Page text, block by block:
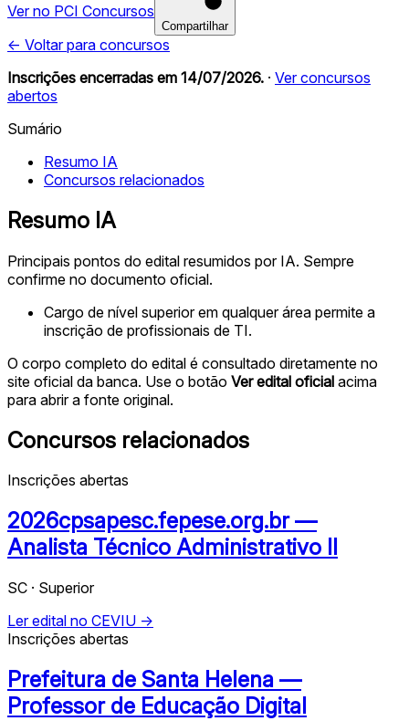
Ver no PCI Concursos
Compartilhar
← Voltar para concursos
Inscrições encerradas em 14/07/2026. · Ver concursos
abertos
Sumário
Resumo IA
Concursos relacionados
Resumo IA
Principais pontos do edital resumidos por IA. Sempre
confirme no documento oficial.
Cargo de nível superior em qualquer área permite a
inscrição de profissionais de TI.
O corpo completo do edital é consultado diretamente no
site oficial da banca. Use o botão Ver edital oficial acima
para abrir a fonte original.
Concursos relacionados
Inscrições abertas
2026cpsapesc.fepese.org.br —
Analista Técnico Administrativo II
SC · Superior
Ler edital no CEVIU →
Inscrições abertas
Prefeitura de Santa Helena —
Professor de Educação Digital